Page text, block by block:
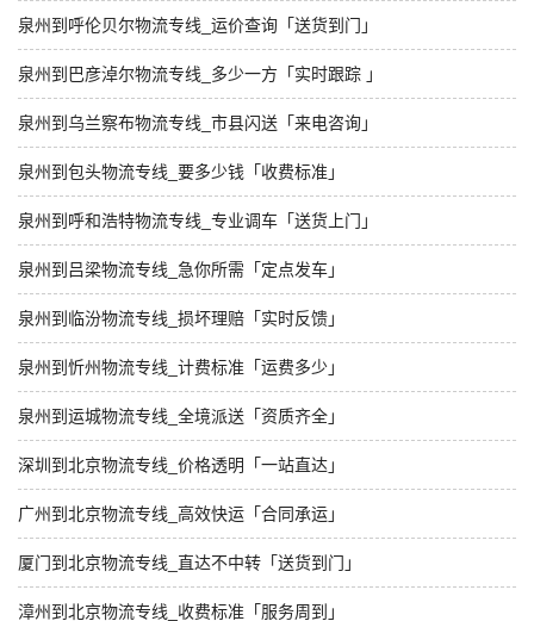
泉州到呼伦贝尔物流专线_运价查询「送货到门」
泉州到巴彦淖尔物流专线_多少一方「实时跟踪 」
泉州到乌兰察布物流专线_市县闪送「来电咨询」
泉州到包头物流专线_要多少钱「收费标准」
泉州到呼和浩特物流专线_专业调车「送货上门」
泉州到吕梁物流专线_急你所需「定点发车」
泉州到临汾物流专线_损坏理赔「实时反馈」
泉州到忻州物流专线_计费标准「运费多少」
泉州到运城物流专线_全境派送「资质齐全」
深圳到北京物流专线_价格透明「一站直达」
广州到北京物流专线_高效快运「合同承运」
厦门到北京物流专线_直达不中转「送货到门」
漳州到北京物流专线_收费标准「服务周到」